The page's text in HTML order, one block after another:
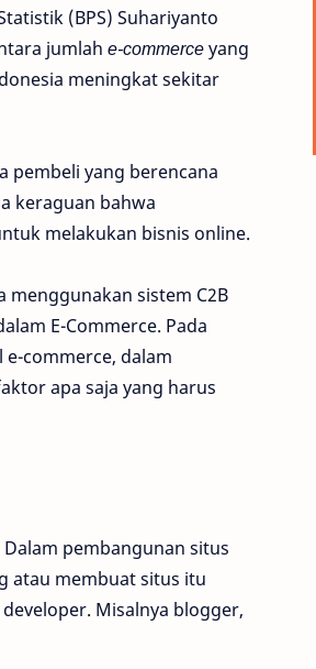
(BPS) Suhariyanto
jumlah e-commerceyang
meningkat sekitar
pembeli yang berencana
keraguan bahwa
melakukan bisnis online.
menggunakan sistem C2B
E-Commerce. Pada
commerce, dalam
apa saja yang harus
pembangunan situs
atau membuat situs itu
Misalnya blogger,